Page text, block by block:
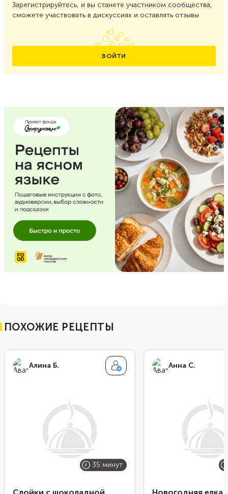
Зарегистрируйтесь, и вы станете участником сообщества,
сможете участвовать в дискуссиях и оставлять отзывы
ВОЙТИ
ПОХОЖИЕ РЕЦЕПТЫ
Алина Б.
35 минут
Анна С.